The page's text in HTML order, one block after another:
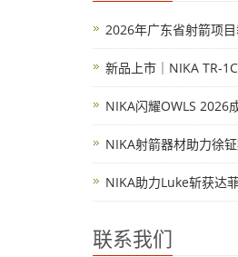
2026年广东省射箭项
新品上市｜NIKA TR-
NIKA闪耀OWLS 2026
NIKA射箭器材助力徐
NIKA助力Luke斩获达
联系我们